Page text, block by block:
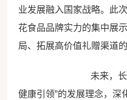
业发展融入国家战略。此
花食品品牌实力的集中展
局、拓展高价值礼赠渠道的
未来，
健康引领”的发展理念，深